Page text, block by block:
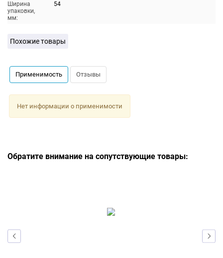
Ширина
упаковки,
мм:
54
Похожие товары
Применимость Отзывы
Нет информации о применимости
Обратите внимание на сопутствующие товары: